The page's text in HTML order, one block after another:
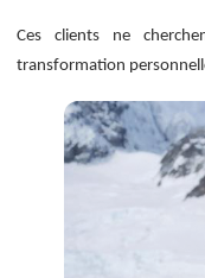
Ces clients ne
transformation